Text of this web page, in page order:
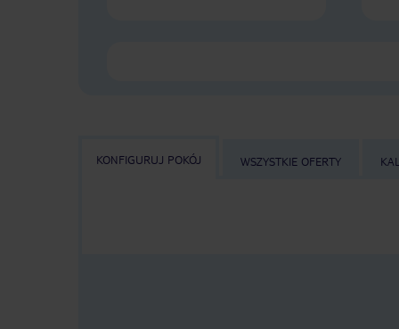
KONFIGURUJ POKÓJ WSZYSTKIE OFERTY